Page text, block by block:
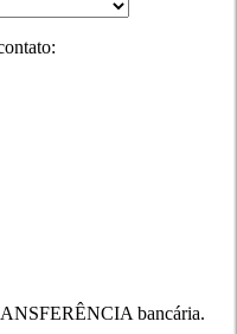
bancária.